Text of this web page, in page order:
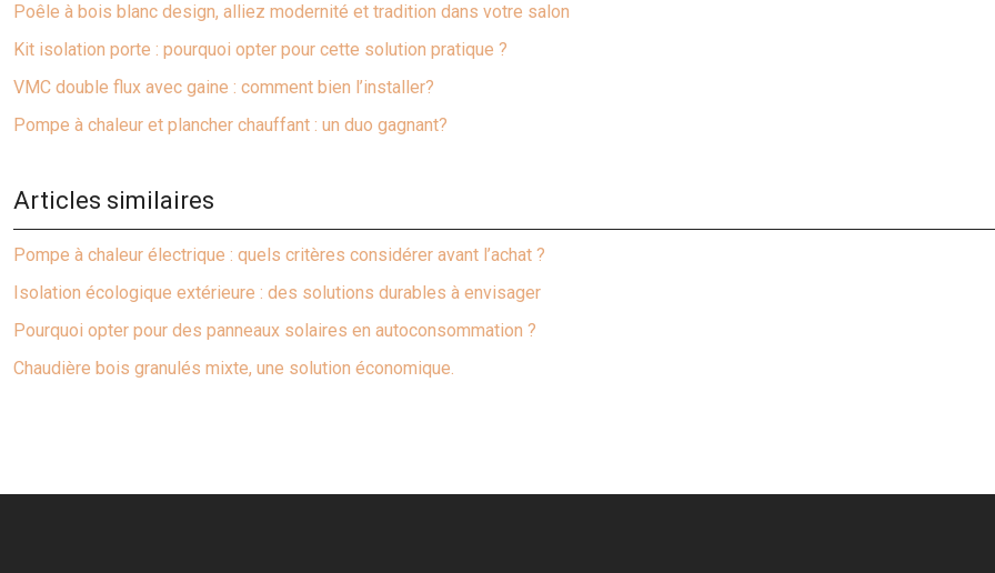
Poêle à bois blanc design, alliez modernité et tradition dans votre salon
Kit isolation porte : pourquoi opter pour cette solution pratique ?
VMC double flux avec gaine : comment bien l’installer?
Pompe à chaleur et plancher chauffant : un duo gagnant?
Articles similaires
Pompe à chaleur électrique : quels critères considérer avant l’achat ?
Isolation écologique extérieure : des solutions durables à envisager
Pourquoi opter pour des panneaux solaires en autoconsommation ?
Chaudière bois granulés mixte, une solution économique.